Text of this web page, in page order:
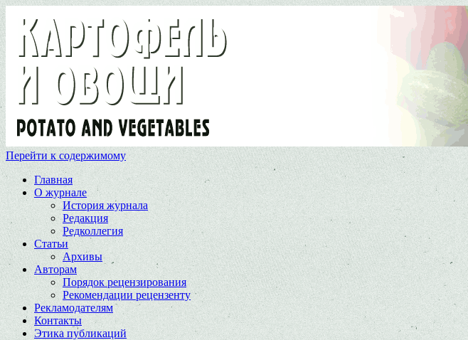
Перейти к содержимому
Главная
О журнале
История журнала
Редакция
Редколлегия
Статьи
Архивы
Авторам
Порядок рецензирования
Рекомендации рецензенту
Рекламодателям
Контакты
Этика публикаций